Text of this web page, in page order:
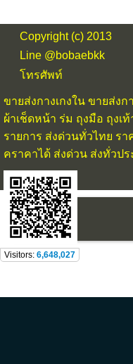
Copyright (c) 2013
Line @bobaebkk
โทรศัพท์
ขายส่งกางเกงใน ขายส่งก
ผ้าเช็ดหน้า ร่ม ถุงมือ ถุงเ
รายการ ส่งด่วนทั่วไทย ร
คราคาได้ ส่งด่วน ส่งทั่วปร
Visitors: 6,648,027